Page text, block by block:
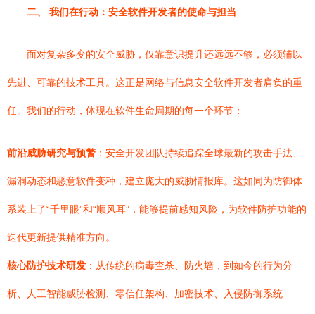
二、 我们在行动：安全软件开发者的使命与担当
面对复杂多变的安全威胁，仅靠意识提升还远远不够，必须辅以
先进、可靠的技术工具。这正是网络与信息安全软件开发者肩负的重
任。我们的行动，体现在软件生命周期的每一个环节：
前沿威胁研究与预警 ：安全开发团队持续追踪全球最新的攻击手法、
漏洞动态和恶意软件变种，建立庞大的威胁情报库。这如同为防御体
系装上了“千里眼”和“顺风耳”，能够提前感知风险，为软件防护功能的
迭代更新提供精准方向。
核心防护技术研发 ：从传统的病毒查杀、防火墙，到如今的行为分
析、人工智能威胁检测、零信任架构、加密技术、入侵防御系统